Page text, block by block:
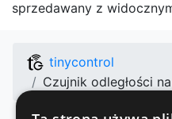
sprzedawany z
tinycontrol
Czujnik odległości